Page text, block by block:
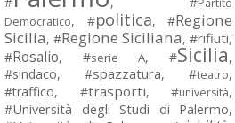
Partito
Democratico, #politica, #Regione
Sicilia, #Regione Siciliana, #rifiuti,
#Rosalio, #serie A, #Sicilia,
#sindaco, #spazzatura, #teatro,
#traffico, #trasporti, #università,
#Università degli Studi di Palermo,